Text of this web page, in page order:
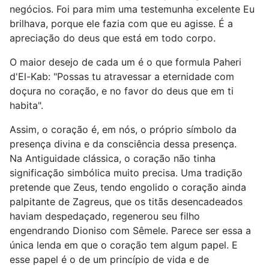
negócios. Foi para mim uma testemunha excelente Eu
brilhava, porque ele fazia com que eu agisse. É a
apreciação do deus que está em todo corpo.
O maior desejo de cada um é o que formula Paheri
d'El-Kab: "Possas tu atravessar a eternidade com
doçura no coração, e no favor do deus que em ti
habita".
Assim, o coração é, em nós, o próprio símbolo da
presença divina e da consciência dessa presença.
Na Antiguidade clássica, o coração não tinha
significação simbólica muito precisa. Uma tradição
pretende que Zeus, tendo engolido o coração ainda
palpitante de Zagreus, que os titãs desencadeados
haviam despedaçado, regenerou seu filho
engendrando Dioniso com Sêmele. Parece ser essa a
única lenda em que o coração tem algum papel. E
esse papel é o de um princípio de vida e de